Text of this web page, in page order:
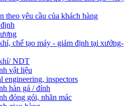
theo yêu cầu của khách hàng
chế tạo máy - giám định tại xưởng-
NDT
vật liệu
engineering, inspectors
hàn gá / đính
đóng gói, nhãn mác